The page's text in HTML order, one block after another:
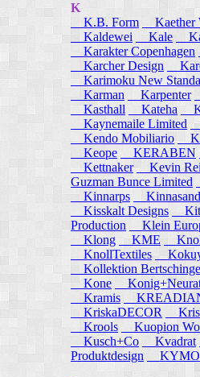
K
K.B. Form
Kaether
Kaldewei
Kale
Karakter Copenhagen
Karcher Design
Karimoku New
Karman
Karpenter
Kasthall
Kateha
Kaynemaile Limited
Kendo Mobiliario
Keope
KERABEN
Kettnaker Kevin
Guzman Bunce Limited
Kinnarps
Kinnasand
Kisskalt Designs
Production
Klein
Klong
KME
KnollTextiles
Kollektion
Kone
Kramis
KriskaDECOR
Krools
Kuopion
Kusch+Co
Kvadrat
Produktdesign
KYMO